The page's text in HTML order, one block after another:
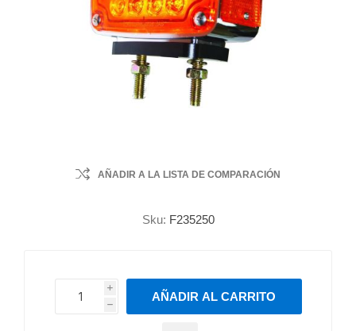
AÑADIR A LA LISTA DE COMPARACIÓN
Sku: F235250
i
h
h
AÑADIR AL CARRITO